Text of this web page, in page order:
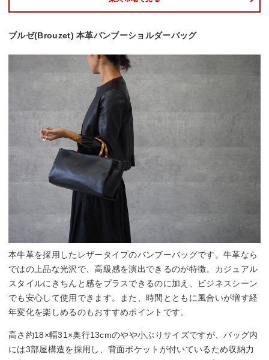
ブルゼ(Brouzet) 本革バンブーショルダーバッグ
本牛革を採用したレザータイプのバンブーバッグです。牛革なら
ではの上品な光沢で、高級感を演出できるのが特徴。カジュアル
スタイルにきちんと感をプラスできるのに加え、ビジネスシーン
でも安心して使用できます。また、時間とともに風合いが増す経
年変化を楽しめるのもおすすめポイントです。
高さ約18×幅31×奥行13cmのやや小ぶりサイズですが、バッグ内
には3部屋構造を採用し、背面ポケットが付いているため収納力